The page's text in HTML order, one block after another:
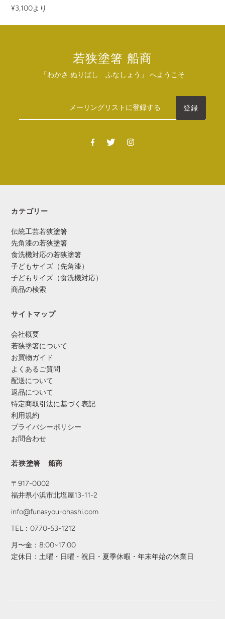
¥3,100より
若狭塗箸 船商
「わかさ ぬりばし ふなしょう」 へようこそ
カテゴリー
伝統工芸若狭塗箸
先角漆の若狭塗箸
食洗機対応の若狭塗箸
子どもサイズ（先角漆）
子どもサイズ（食洗機対応）
商品の検索
サイトマップ
会社概要
若狭塗箸について
お買物ガイド
よくあるご質問
配送について
返品について
特定商取引法に基づく表記
利用規約
プライバシーポリシー
お問合わせ
若狭塗箸 船商
〒917-0002
福井県小浜市北塩屋13-11-2
info@funasyou-ohashi.com
TEL：0770-53-1212
月〜金：8:00~17:00
定休日：土曜・日曜・祝日・夏季休暇・年末年始の休業日